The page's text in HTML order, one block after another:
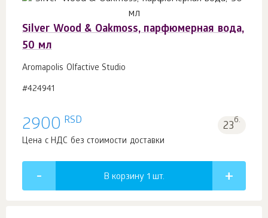
Silver Wood & Oakmoss, парфюмерная вода,
50 мл
Aromapolis Olfactive Studio
#424941
2900 RSD 23б.
Цена с НДС без стоимости доставки
В корзину 1 шт.